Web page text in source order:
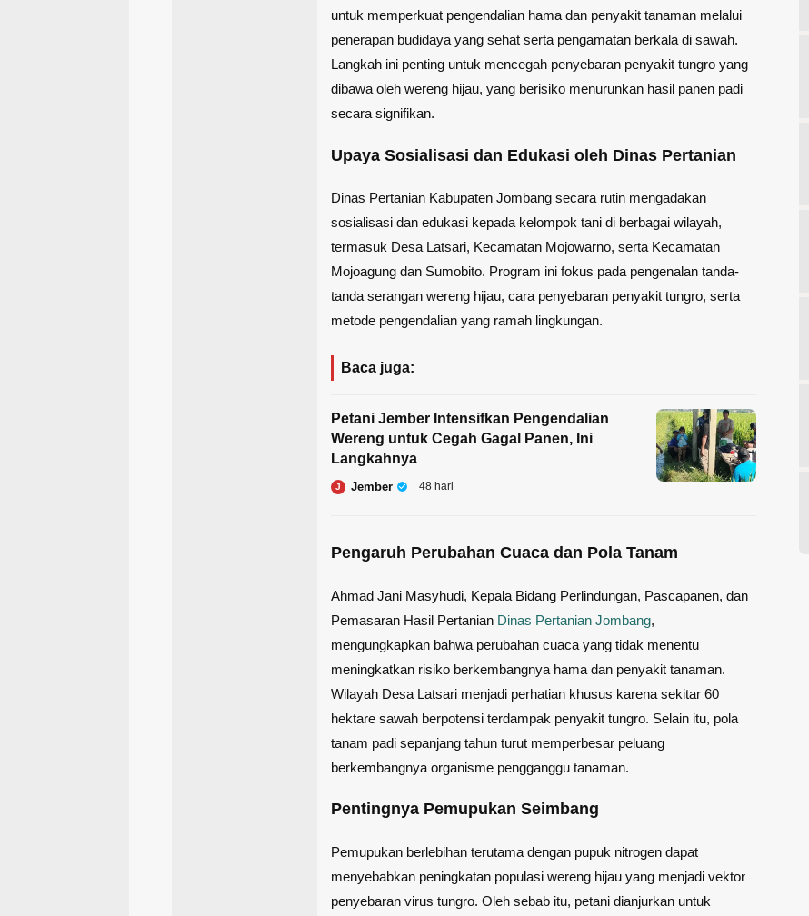
untuk memperkuat pengendalian hama dan penyakit tanaman melalui
penerapan budidaya yang sehat serta pengamatan berkala di sawah.
Langkah ini penting untuk mencegah penyebaran penyakit tungro yang
dibawa oleh wereng hijau, yang berisiko menurunkan hasil panen padi
secara signifikan.
Upaya Sosialisasi dan Edukasi oleh Dinas Pertanian
Dinas Pertanian Kabupaten Jombang secara rutin mengadakan
sosialisasi dan edukasi kepada kelompok tani di berbagai wilayah,
termasuk Desa Latsari, Kecamatan Mojowarno, serta Kecamatan
Mojoagung dan Sumobito. Program ini fokus pada pengenalan tanda-
tanda serangan wereng hijau, cara penyebaran penyakit tungro, serta
metode pengendalian yang ramah lingkungan.
Baca juga:
Petani Jember Intensifkan Pengendalian
Wereng untuk Cegah Gagal Panen, Ini
Langkahnya
J Jember 48 hari
Pengaruh Perubahan Cuaca dan Pola Tanam
Ahmad Jani Masyhudi, Kepala Bidang Perlindungan, Pascapanen, dan
Pemasaran Hasil Pertanian Dinas Pertanian Jombang,
mengungkapkan bahwa perubahan cuaca yang tidak menentu
meningkatkan risiko berkembangnya hama dan penyakit tanaman.
Wilayah Desa Latsari menjadi perhatian khusus karena sekitar 60
hektare sawah berpotensi terdampak penyakit tungro. Selain itu, pola
tanam padi sepanjang tahun turut memperbesar peluang
berkembangnya organisme pengganggu tanaman.
Pentingnya Pemupukan Seimbang
Pemupukan berlebihan terutama dengan pupuk nitrogen dapat
menyebabkan peningkatan populasi wereng hijau yang menjadi vektor
penyebaran virus tungro. Oleh sebab itu, petani dianjurkan untuk